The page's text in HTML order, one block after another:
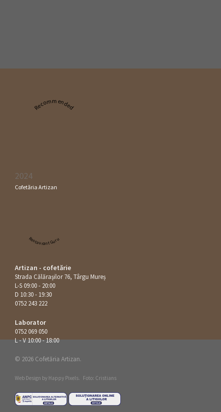
Recommended
2024
Cofetăria Artizan
Restaurant Guru
Artizan - cofetărie
Strada Călăraşilor 76, Târgu Mureș
L-S 09:00 - 20:00
D 10:30 - 19:30
0752 243 222
Laborator
0752 069 050
L - V 10:00 - 18:00
© 2026 Cofetăria Artizan.
Web Design by Happy Pixels. Foto: Cristians